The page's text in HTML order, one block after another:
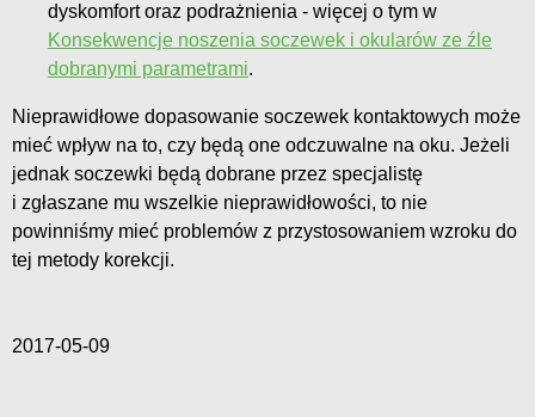
dyskomfort oraz podrażnienia - więcej o tym w
Konsekwencje noszenia soczewek i okularów ze źle
dobranymi parametrami.
Nieprawidłowe dopasowanie soczewek kontaktowych może
mieć wpływ na to, czy będą one odczuwalne na oku. Jeżeli
jednak soczewki będą dobrane przez specjalistę
i zgłaszane mu wszelkie nieprawidłowości, to nie
powinniśmy mieć problemów z przystosowaniem wzroku do
tej metody korekcji.
2017-05-09